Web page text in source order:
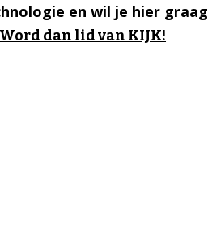
en wil je hier graag
Word dan lid van KIJK!